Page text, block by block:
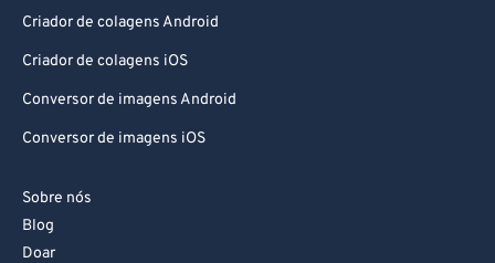
Criador de colagens Android
Criador de colagens iOS
Conversor de imagens Android
Conversor de imagens iOS
Sobre nós
Blog
Doar